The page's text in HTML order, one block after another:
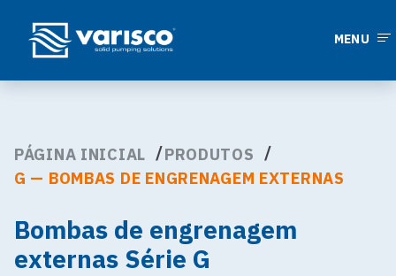
MENU
PÁGINA INICIAL
PRODUTOS
G — BOMBAS DE ENGRENAGEM EXTERNAS
Bombas de engrenagem
externas Série G